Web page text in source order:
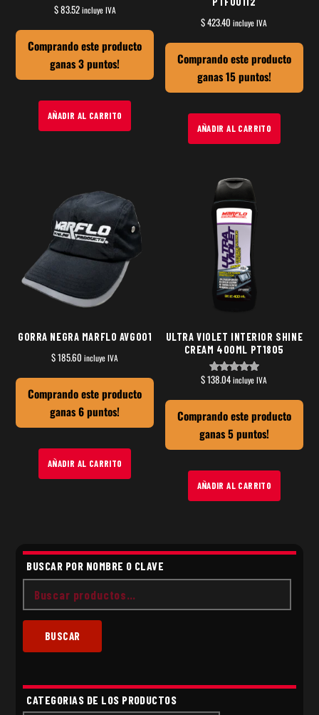
$83.52incluye IVA
Comprando este producto
ganas 3 puntos!
AÑADIR AL CARRITO
$423.40 incluye IVA
Comprando este producto
ganas 15 puntos!
AÑADIR AL CARRITO
GORRA NEGRA MARFLO AVG001
$185.60 incluye IVA
Comprando este producto
ganas 6 puntos!
AÑADIR AL CARRITO
ULTRA VIOLET INTERIOR SHINE
CREAM 400ML PT1805
Valorado
5.00
$138.04incluye IVA
Comprando este producto
ganas 5 puntos!
AÑADIR AL CARRITO
BUSCAR POR NOMBRE O CLAVE
Buscar
por:
BUSCAR
CATEGORIAS DE LOS PRODUCTOS